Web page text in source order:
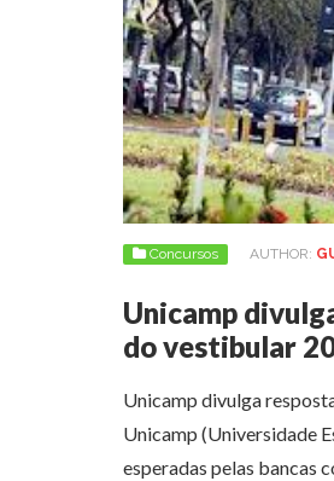
Concursos AUTHOR:
Unicamp
do vestibular
Unicamp divulga
Unicamp (Universidade
esperadas pelas bancas